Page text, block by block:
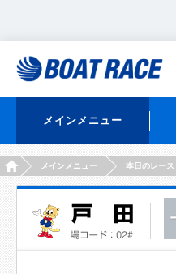
メインメニュー
HOMEメインメニュー 本日のレース